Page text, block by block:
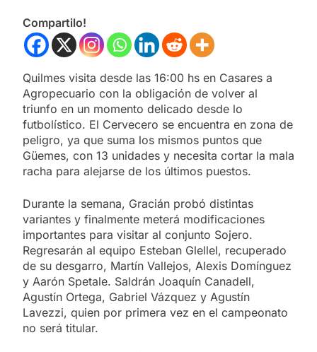
Compartilo!
Quilmes visita desde las 16:00 hs en Casares a
Agropecuario con la obligación de volver al
triunfo en un momento delicado desde lo
futbolístico. El Cervecero se encuentra en zona de
peligro, ya que suma los mismos puntos que
Güemes, con 13 unidades y necesita cortar la mala
racha para alejarse de los últimos puestos.
Durante la semana, Gracián probó distintas
variantes y finalmente meterá modificaciones
importantes para visitar al conjunto Sojero.
Regresarán al equipo Esteban Glellel, recuperado
de su desgarro, Martín Vallejos, Alexis Domínguez
y Aarón Spetale. Saldrán Joaquín Canadell,
Agustín Ortega, Gabriel Vázquez y Agustín
Lavezzi, quien por primera vez en el campeonato
no será titular.